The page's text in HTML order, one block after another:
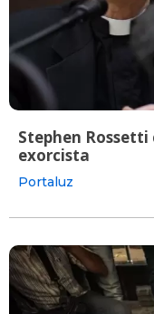
Stephen
exorcista
Portaluz